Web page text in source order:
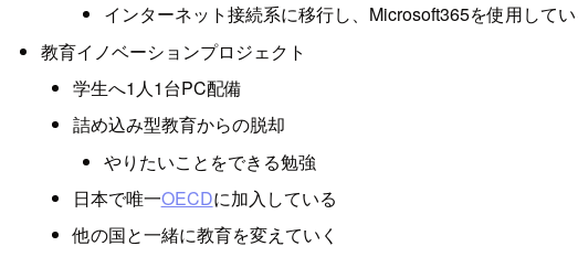
インターネット接続系に移行し、Microsoft365を使用して
教育イノベーションプロジェクト
学生へ1人1台PC配備
詰め込み型教育からの脱却
やりたいことをできる勉強
日本で唯一OECDに加入している
他の国と一緒に教育を変えていく